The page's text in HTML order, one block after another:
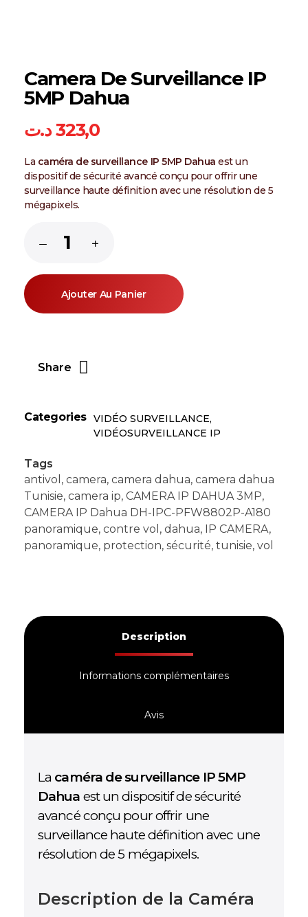
Camera De Surveillance IP
5MP Dahua
323,0د.ت
La caméra de surveillance IP 5MP Dahua est un
dispositif de sécurité avancé conçu pour offrir une
surveillance haute définition avec une résolution de 5
mégapixels.
Ajouter Au Panier
Share
Categories VIDÉO SURVEILLANCE,
VIDÉOSURVEILLANCE IP
Tags
antivol , camera, camera dahua, camera dahua
Tunisie, camera ip, CAMERA IP DAHUA 3MP,
CAMERA IP Dahua DH-IPC-PFW8802P-A180
panoramique, contre vol , dahua, IP CAMERA,
panoramique, protection, sécurité, tunisie, vol
Description
Informations complémentaires
Avis
La caméra de surveillance IP 5MP
Dahua est un dispositif de sécurité
avancé conçu pour offrir une
surveillance haute définition avec une
résolution de 5 mégapixels.
Description de la Caméra